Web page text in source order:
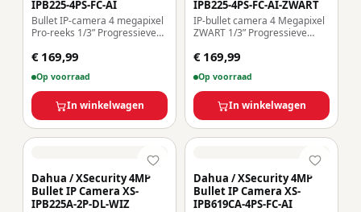
IPB225-4PS-FC-AI
Bullet IP-camera 4 megapixel
Pro-reeks 1/3” Progressieve
H.265+/H.265/H.264+/H.264
m WDR | Geïntegreerde
microfoon Slimme functies
€ 169,99
Op voorraad
In winkelwagen
IPB225-4PS-FC-AI-ZWART
IP-bullet camera 4 Megapixel
ZWART 1/3” Progressieve
H.265+/H.265/H.264+/H.264
m WDR | Geïntegreerde
microfoon Slimme functies
€ 169,99
Op voorraad
In winkelwagen
Dahua / XSecurity 4MP
Bullet IP Camera XS-
IPB225A-2P-DL-WIZ
Dahua / XSecurity 4MP
Bullet IP Camera XS-
IPB619CA-4PS-FC-AI